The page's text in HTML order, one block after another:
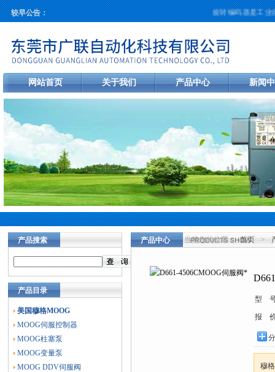
较早公告： 旋转编码器是工业自
网站首页 关于我们 产品中心 新闻
产品搜索
产品目录
美国穆格MOOG
MOOG伺服控制器
MOOG柱塞泵
MOOG变量泵
MOOG DDV伺服阀
产品中心 当前您的位置： 首页 >
型
报
穆